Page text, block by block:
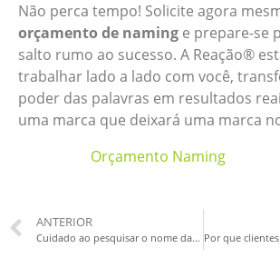
Não perca tempo! Solicite agora
orçamento de naming e prepare-se
salto rumo ao sucesso. A Reação®
trabalhar lado a lado com você,
poder das palavras em resultados
uma marca que deixará uma marca
Orçamento Naming
ANTERIOR
Cuidado ao pesquisar o nome da sua empresa no INPI por conta própria